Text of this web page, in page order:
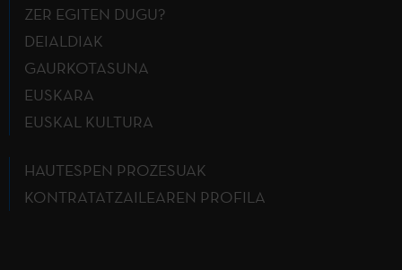
ZER EGITEN DUGU?
DEIALDIAK
GAURKOTASUNA
EUSKARA
EUSKAL KULTURA
HAUTESPEN PROZESUAK
KONTRATATZAILEAREN PROFILA